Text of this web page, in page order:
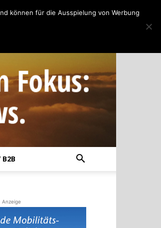
B2B
Anzeige
können für die Ausspielung von Werbung